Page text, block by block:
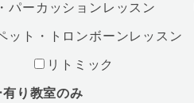
パーカッションレッスン
ット・トロンボーンレッスン
リトミック
有り教室のみ